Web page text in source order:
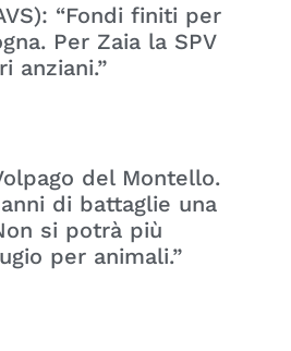
“Fondi finiti per
Per Zaia la SPV
anziani.”
del Montello.
di battaglie una
si potrà più
per animali.”